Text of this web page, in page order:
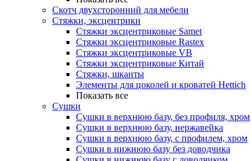
Скотч двухсторонний для мебели
Стяжки, эксцентрики
Cтяжки эксцентриковые Samet
Стяжки эксцентриковые Rastex
Стяжки эксцентриковые VB
Стяжки эксцентриковые Китай
Стяжки, шканты
Элементы для цоколей и кроватей Hettich
Показать все
Сушки
Сушки в верхнюю базу, без профиля, хром
Сушки в верхнюю базу, нержавейка
Сушки в верхнюю базу, с профилем, хром
Сушки в нижнюю базу без доводчика